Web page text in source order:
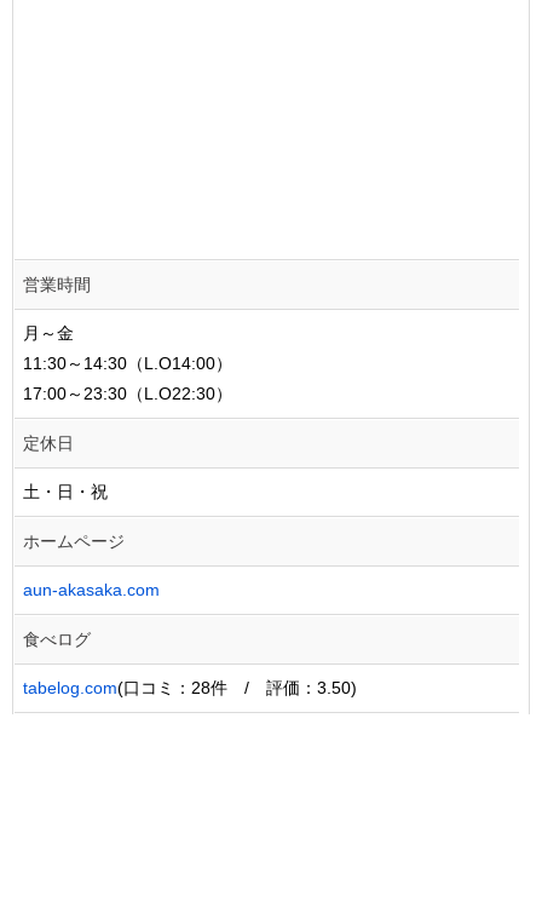
営業時間
月～金
11:30～14:30（L.O14:00）
17:00～23:30（L.O22:30）
定休日
土・日・祝
ホームページ
aun-akasaka.com
食べログ
tabelog.com(口コミ：28件 / 評価：3.50)